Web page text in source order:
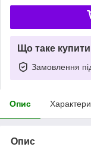
Що таке
Замовлення
Опис
Опис